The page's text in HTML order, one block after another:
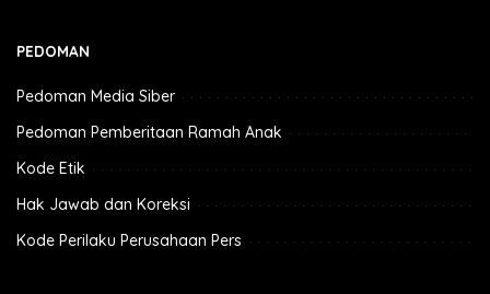
PEDOMAN
Pedoman Media Siber
Pedoman Pemberitaan Ramah Anak
Kode Etik
Hak Jawab dan Koreksi
Kode Perilaku Perusahaan Pers